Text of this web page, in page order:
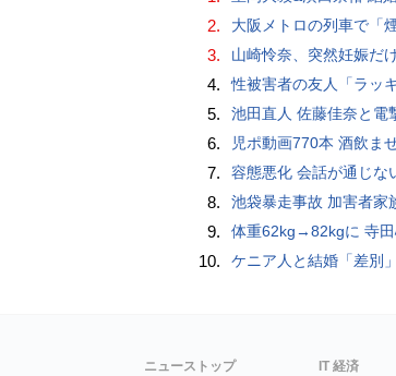
2. 大阪メトロの列車で「
3. 山崎怜奈、突然妊娠だ
4. 性被害者の友人「ラッ
5. 池田直人 佐藤佳奈と電
6. 児ポ動画770本 酒飲ま
7. 容態悪化 会話が通じな
8. 池袋暴走事故 加害者家
9. 体重62kg→82kgに 寺
10. ケニア人と結婚「差別
ニューストップ IT 経済